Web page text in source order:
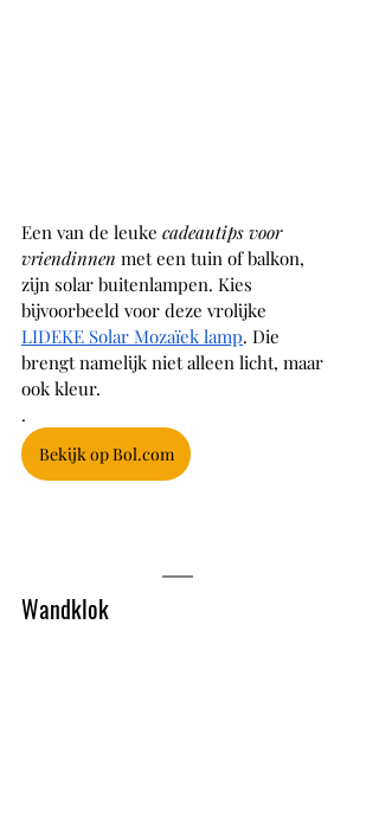
Een van de leuke cadeautips voor
vriendinnen met een tuin of balkon,
zijn solar buitenlampen. Kies
bijvoorbeeld voor deze vrolijke
LIDEKE Solar Mozaïek lamp. Die
brengt namelijk niet alleen licht, maar
ook kleur.
.
Bekijk op Bol.com
Wandklok